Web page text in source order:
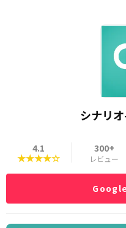
シナリ
4.1
★★★★☆
300+
レビュー